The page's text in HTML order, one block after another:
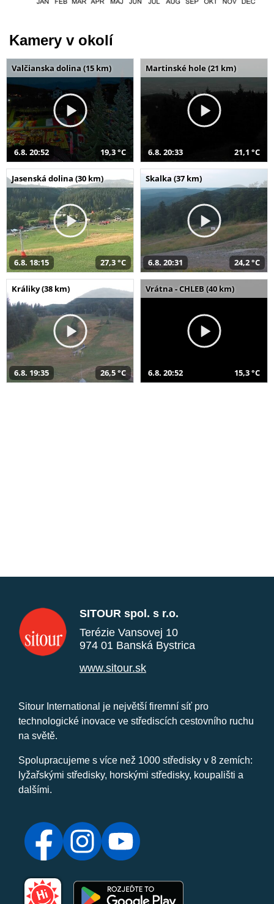
Kamery v okolí
Valčianska dolina (15 km)
6.8. 20:52 19,3 °C
Martinské hole (21 km)
6.8. 20:33 21,1 °C
Jasenská dolina (30 km)
6.8. 18:15 27,3 °C
Skalka (37 km)
6.8. 20:31 24,2 °C
Králiky (38 km)
6.8. 19:35 26,5 °C
Vrátna - CHLEB (40 km)
6.8. 20:52 15,3 °C
SITOUR spol. s r.o.
Terézie Vansovej 10
974 01 Banská Bystrica
www.sitour.sk
Sitour International je největší firemní síť pro
technologické inovace ve střediscích cestovního ruchu
na světě.
Spolupracujeme s více než 1000 středisky v 8 zemích:
lyžařskými středisky, horskými středisky, koupališti a
dalšími.